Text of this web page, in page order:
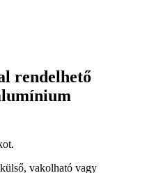
rendelhető
vakolható vagy